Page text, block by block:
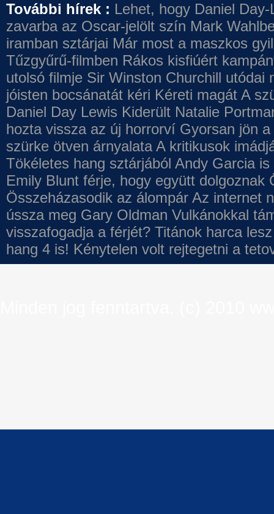
További hírek : Lehet, hogy Daniel
zavarba az Oscar-jelölt szín Mark
iramban sztárjai Már most a maszkos
Tűzgyűrű-filmben Rákos kisfiúért
utolsó filmje Sir Winston Churchill utódai
jóisten bocsánatát kéri Kéreti magát A
Daniel Day Lewis Kiderült Natalie
hozta vissza az új horrorví Gyorsan jön
szürke ötven árnyalata A kritikusok
Tökéletes hang sztárjából Andy Garcia
Emily Blunt férje, hogy együtt dolgoznak
Összeházasodik az álompár Az internet
ússza meg Gary Oldman Vulkánokkal
visszafogadja a férjét? Titánok harca
hang 4 is! Kénytelen volt rejtegetni a